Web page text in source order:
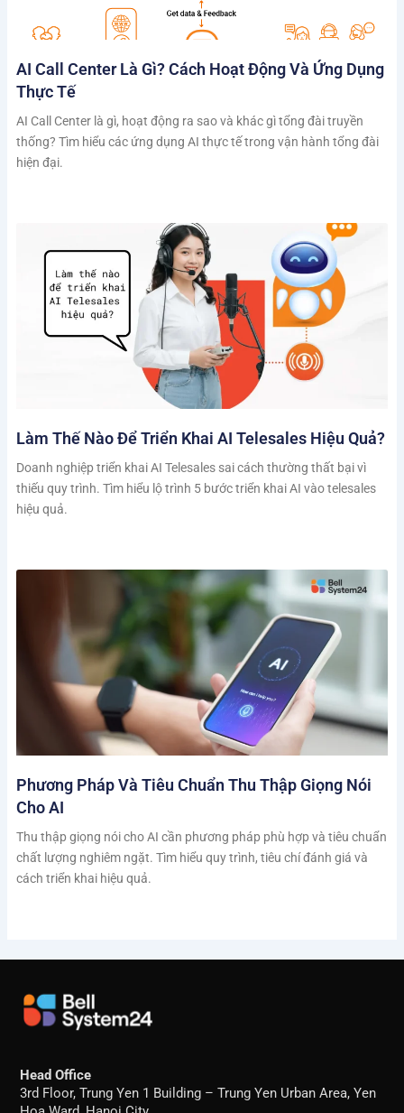
AI Call Center Là Gì? Cách Hoạt Động Và Ứng Dụng
Thực Tế
AI Call Center là gì, hoạt động ra sao và khác gì tổng đài truyền
thống? Tìm hiểu các ứng dụng AI thực tế trong vận hành tổng đài
hiện đại.
Làm Thế Nào Để Triển Khai AI Telesales Hiệu Quả?
Doanh nghiệp triển khai AI Telesales sai cách thường thất bại vì
thiếu quy trình. Tìm hiểu lộ trình 5 bước triển khai AI vào telesales
hiệu quả.
Phương Pháp Và Tiêu Chuẩn Thu Thập Giọng Nói
Cho AI
Thu thập giọng nói cho AI cần phương pháp phù hợp và tiêu chuẩn
chất lượng nghiêm ngặt. Tìm hiểu quy trình, tiêu chí đánh giá và
cách triển khai hiệu quả.
Head Office
3rd Floor, Trung Yen 1 Building – Trung Yen Urban Area, Yen